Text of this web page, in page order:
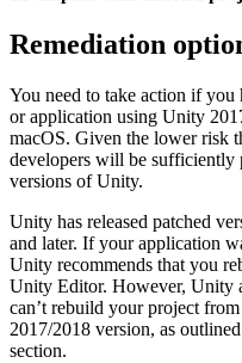
Remediation
You need to take action if you
or application using Unity
macOS. Given the lower risk
developers will be sufficiently
versions of Unity.
Unity has released patched
and later. If your application
Unity recommends that you
Unity Editor. However, Unity
can’t rebuild your project
2017/2018 version, as
section.